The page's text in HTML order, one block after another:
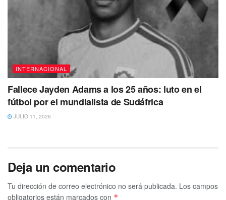
INTERNACIONAL
Fallece Jayden Adams a los 25 años: luto en el
fútbol por el mundialista de Sudáfrica
JULIO 11, 2026
Deja un comentario
Tu dirección de correo electrónico no será publicada. Los campos
obligatorios están marcados con *